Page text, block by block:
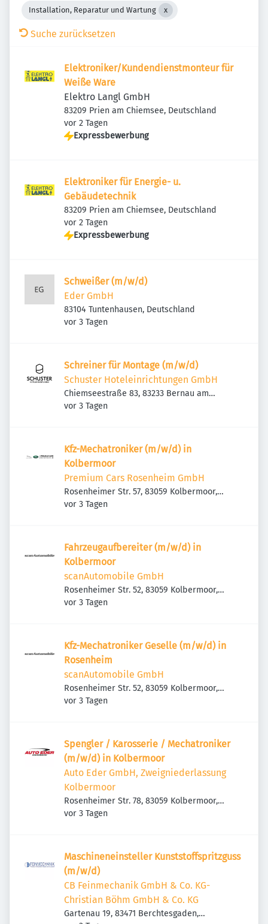
Installation, Reparatur und Wartung
Suche zurücksetzen
Elektroniker/Kundendienstmonteur für
Weiße Ware
Elektro Langl GmbH
83209 Prien am Chiemsee, Deutschland
Veröffentlicht
vor 2 Tagen
Expressbewerbung
Elektroniker für Energie- u.
Gebäudetechnik
83209 Prien am Chiemsee, Deutschland
Veröffentlicht
vor 2 Tagen
Expressbewerbung
Schweißer (m/w/d)
Eder GmbH
83104 Tuntenhausen, Deutschland
Veröffentlicht
vor 3 Tagen
Schreiner für Montage (m/w/d)
Schuster Hoteleinrichtungen GmbH
Chiemseestraße 83, 83233 Bernau am
Chiemsee, Deutschland
Veröffentlicht
vor 3 Tagen
Kfz-Mechatroniker (m/w/d) in
Kolbermoor
Premium Cars Rosenheim GmbH
Rosenheimer Str. 57, 83059 Kolbermoor,
Deutschland
Veröffentlicht
vor 3 Tagen
Fahrzeugaufbereiter (m/w/d) in
Kolbermoor
scanAutomobile GmbH
Rosenheimer Str. 52, 83059 Kolbermoor,
Deutschland
Veröffentlicht
vor 3 Tagen
Kfz-Mechatroniker Geselle (m/w/d) in
Rosenheim
scanAutomobile GmbH
Rosenheimer Str. 52, 83059 Kolbermoor,
Deutschland
Veröffentlicht
vor 3 Tagen
Spengler / Karosserie / Mechatroniker
(m/w/d) in Kolbermoor
Auto Eder GmbH, Zweigniederlassung
Kolbermoor
Rosenheimer Str. 78, 83059 Kolbermoor,
Deutschland
Veröffentlicht
vor 3 Tagen
Maschineneinsteller Kunststoffspritzguss
(m/w/d)
CB Feinmechanik GmbH & Co. KG-
Christian Böhm GmbH & Co. KG
Gartenau 19, 83471 Berchtesgaden,